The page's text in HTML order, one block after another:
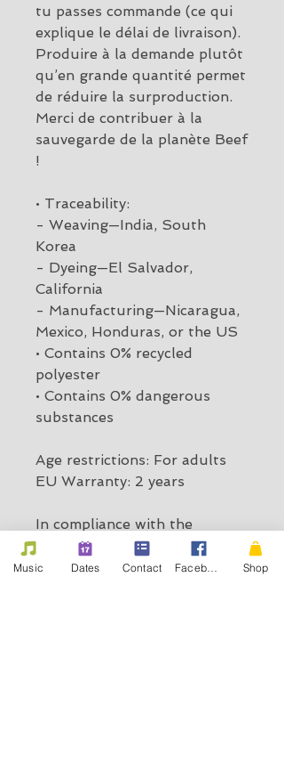
tu passes commande (ce qui
explique le délai de livraison).
Produire à la demande plutôt
qu’en grande quantité permet
de réduire la surproduction.
Merci de contribuer à la
sauvegarde de la planète Beef
!
• Traceability:
- Weaving—India, South
Korea
- Dyeing—El Salvador,
California
- Manufacturing—Nicaragua,
Mexico, Honduras, or the US
• Contains 0% recycled
polyester
• Contains 0% dangerous
substances
Age restrictions: For adults
EU Warranty: 2 years
In compliance with the
General Product Safety
Regulation (GPSR), What's
Music Dates Contact Shop